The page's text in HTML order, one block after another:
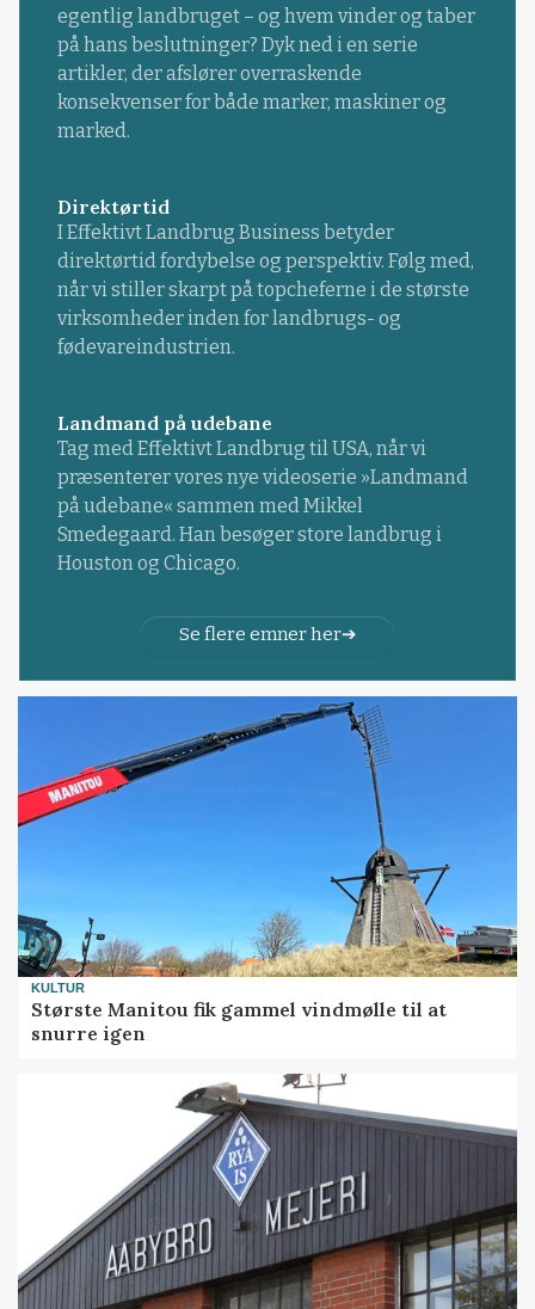
egentlig landbruget – og hvem vinder og taber
på hans beslutninger? Dyk ned i en serie
artikler, der afslører overraskende
konsekvenser for både marker, maskiner og
marked.
Direktørtid
I Effektivt Landbrug Business betyder
direktørtid fordybelse og perspektiv. Følg med,
når vi stiller skarpt på topcheferne i de største
virksomheder inden for landbrugs- og
fødevareindustrien.
Landmand på udebane
Tag med Effektivt Landbrug til USA, når vi
præsenterer vores nye videoserie »Landmand
på udebane« sammen med Mikkel
Smedegaard. Han besøger store landbrug i
Houston og Chicago.
Se flere emner her
KULTUR
Største Manitou fik gammel vindmølle til at
snurre igen